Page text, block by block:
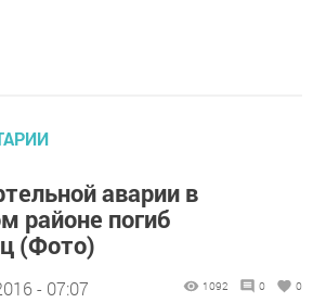
аварии в
районе погиб
(Фото)
- 07:07 1092 0 0